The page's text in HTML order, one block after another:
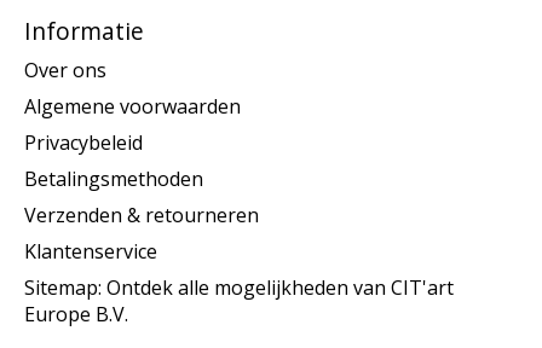
Informatie
Over ons
Algemene voorwaarden
Privacybeleid
Betalingsmethoden
Verzenden & retourneren
Klantenservice
Sitemap: Ontdek alle mogelijkheden van CIT'art
Europe B.V.